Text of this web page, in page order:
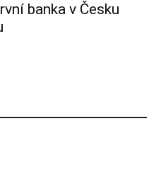
banka v Česku